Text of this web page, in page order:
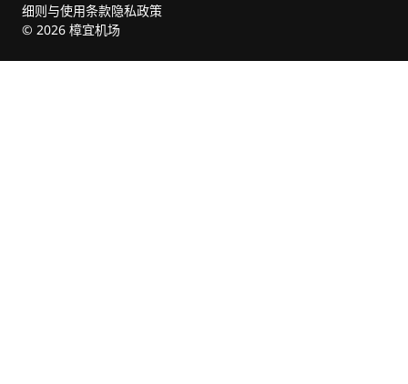
细则与使用条款隐私政策
© 2026 樟宜机场